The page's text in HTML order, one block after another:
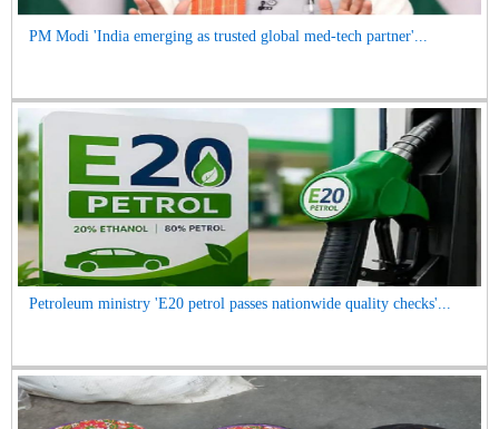
PM Modi 'India emerging as trusted global med-tech partner'...
Petroleum ministry 'E20 petrol passes nationwide quality checks'...